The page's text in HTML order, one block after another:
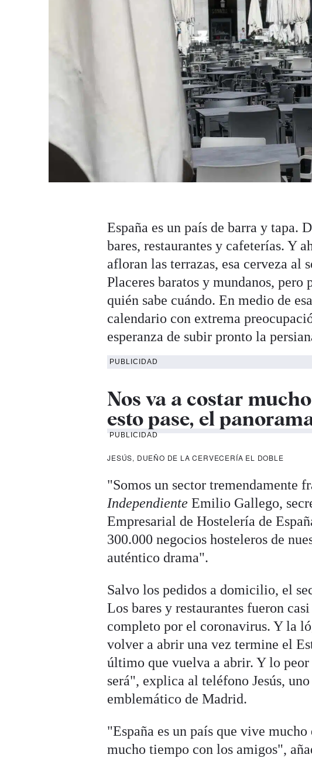
España es un país de barra y tapa.
bares, restaurantes y cafeterías. Y
afloran las terrazas, esa cerveza al
Placeres baratos y mundanos,
quién sabe cuándo. En medio de
calendario con extrema
esperanza de subir pronto la
PUBLICIDAD
Nos va a costar
esto pase, el
PUBLICIDAD
JESÚS, DUEÑO DE LA CERVECERÍA EL DOBLE
"Somos un sector tremendamente
Independiente Emilio Gallego,
Empresarial de Hostelería de
300.000 negocios hosteleros de
auténtico drama".
Salvo los pedidos a domicilio, el
Los bares y restaurantes fueron
completo por el coronavirus. Y la
volver a abrir una vez termine el
último que vuelva a abrir. Y lo peor
será", explica al teléfono Jesús,
emblemático de Madrid.
"España es un país que vive
mucho tiempo con los amigos",